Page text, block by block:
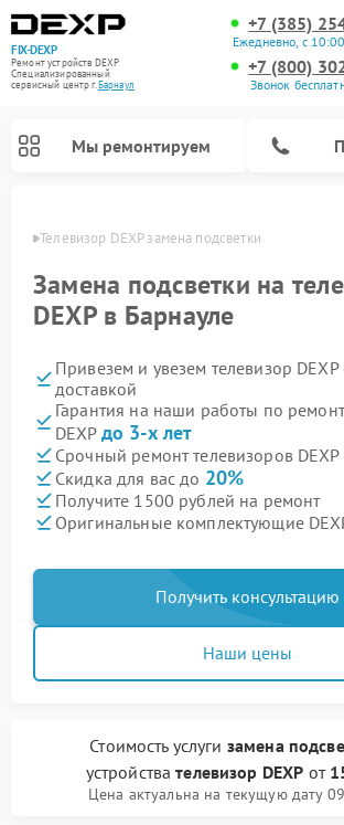
FIX-DEXP
Ремонт устройств DEXP
Специализированный
cервисный центр г.Барнаул
+7 (385)
Ежедневно, с
+7 (800)
Звонок
Мы ремонтируем
Телевизор DEXP замена подсветки
Замена подсветки на
DEXP в Барнауле
Привезем и увезем телевизор DEXP
доставкой
Гарантия на наши работы по
DEXP до 3-х лет
Срочный ремонт телевизоров DEXP
Скидка для вас до 20%
Получите 1500 рублей на ремонт
Оригинальные комплектующие
Получить консультацию
Наши цены
Стоимость услуги замена
устройствателевизор DEXP от
Цена актуальна на текущую дату